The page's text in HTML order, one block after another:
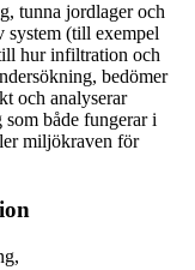
tunna jordlager och
system (till exempel
hur infiltration och
bedömer
och analyserar
både fungerar i
miljökraven för